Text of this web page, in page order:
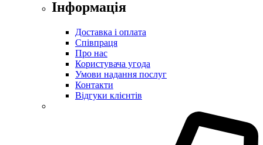
Інформація
Доставка і оплата
Співпраця
Про нас
Користувача угода
Умови надання послуг
Контакти
Відгуки клієнтів